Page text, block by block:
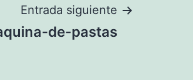
Entrada siguiente
de-pastas